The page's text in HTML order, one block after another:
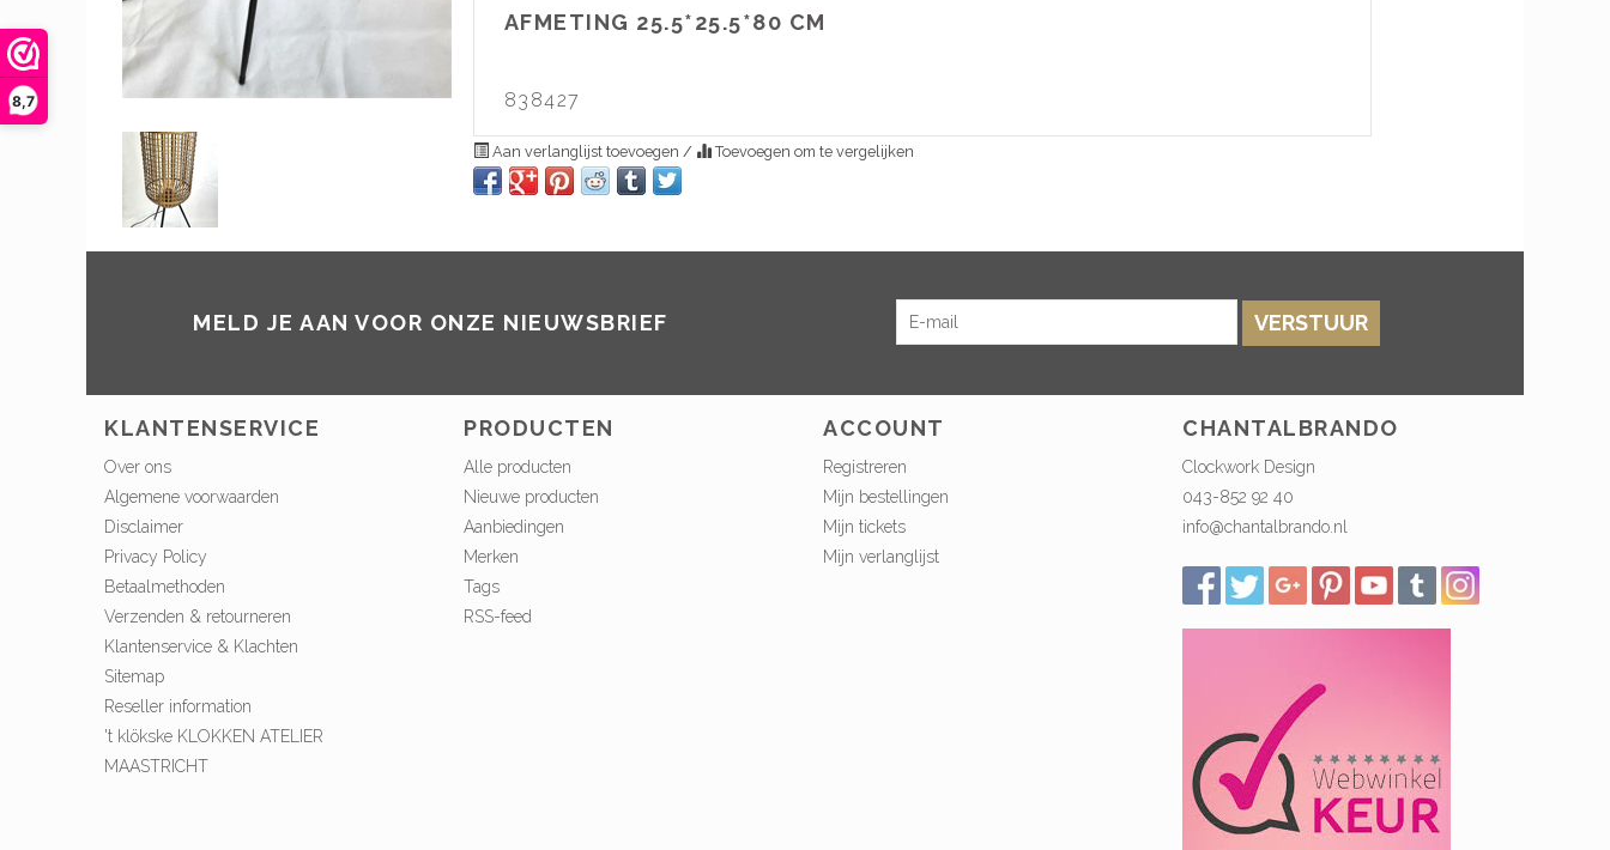
8,7
AFMETING 25.5*25.5*80 CM
838427
Aan verlanglijst toevoegen / Toevoegen om te vergelijken
MELD JE AAN VOOR ONZE NIEUWSBRIEF VERSTUUR
KLANTENSERVICE
Over ons
Algemene voorwaarden
Disclaimer
Privacy Policy
Betaalmethoden
Verzenden & retourneren
Klantenservice & Klachten
Sitemap
Reseller information
't klökske KLOKKEN ATELIER
MAASTRICHT
PRODUCTEN
Alle producten
Nieuwe producten
Aanbiedingen
Merken
Tags
RSS-feed
ACCOUNT
Registreren
Mijn bestellingen
Mijn tickets
Mijn verlanglijst
CHANTALBRANDO
Clockwork Design
043-852 92 40
info@chantalbrando.nl